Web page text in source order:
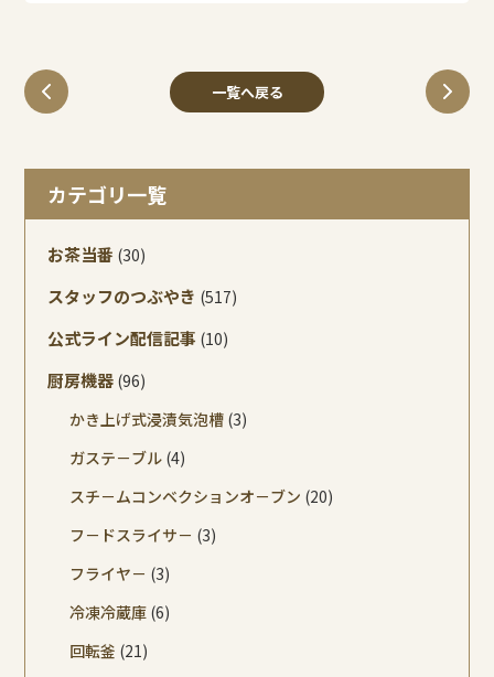
一覧へ戻る
カテゴリ一覧
お茶当番 (30)
スタッフのつぶやき (517)
公式ライン配信記事 (10)
厨房機器 (96)
かき上げ式浸漬気泡槽 (3)
ガステ－ブル (4)
スチ－ムコンベクションオ－ブン (20)
フ－ドスライサ－ (3)
フライヤ－ (3)
冷凍冷蔵庫 (6)
回転釜 (21)